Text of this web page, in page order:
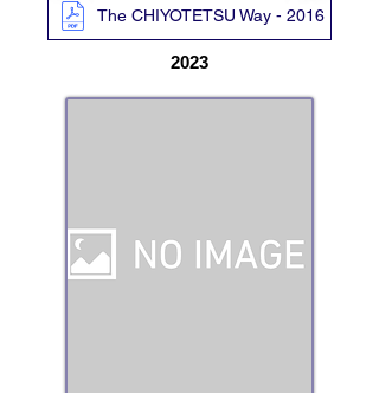
The CHIYOTETSU Way - 2016
2023